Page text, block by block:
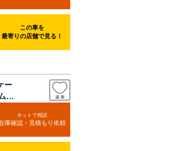
この車を
最寄りの店舗で見る！
ー
Ｌ
ネットで相談
庫確認・見積もり依頼